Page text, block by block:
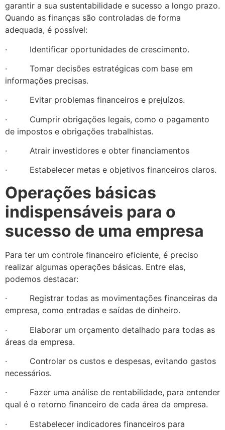
garantir a sua sustentabilidade e sucesso a longo prazo.
Quando as finanças são controladas de forma
adequada, é possível:
· Identificar oportunidades de crescimento.
· Tomar decisões estratégicas com base em
informações precisas.
· Evitar problemas financeiros e prejuízos.
· Cumprir obrigações legais, como o pagamento
de impostos e obrigações trabalhistas.
· Atrair investidores e obter financiamentos
· Estabelecer metas e objetivos financeiros claros.
Operações básicas
indispensáveis para o
sucesso de uma empresa
Para ter um controle financeiro eficiente, é preciso
realizar algumas operações básicas. Entre elas,
podemos destacar:
· Registrar todas as movimentações financeiras da
empresa, como entradas e saídas de dinheiro.
· Elaborar um orçamento detalhado para todas as
áreas da empresa.
· Controlar os custos e despesas, evitando gastos
necessários.
· Fazer uma análise de rentabilidade, para entender
qual é o retorno financeiro de cada área da empresa.
· Estabelecer indicadores financeiros para